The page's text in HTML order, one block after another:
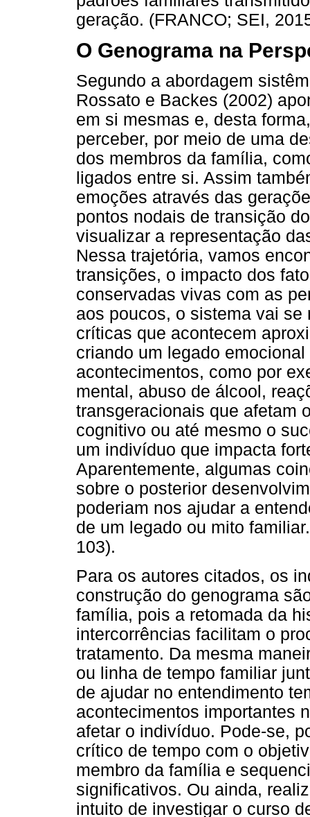
geração. (FRANCO; SEI,
O Genograma na
Segundo a abordagem
Rossato e Backes (2002)
em si mesmas e, desta
perceber, por meio de uma
dos membros da família,
ligados entre si. Assim
emoções através das
pontos nodais de transição
visualizar a representação
Nessa trajetória, vamos
transições, o impacto dos
conservadas vivas com as
aos poucos, o sistema vai
críticas que acontecem
criando um legado
acontecimentos, como por
mental, abuso de álcool,
transgeracionais que afetam
cognitivo ou até mesmo o
um indivíduo que impacta
Aparentemente, algumas
sobre o posterior
poderiam nos ajudar a
de um legado ou mito
103).
Para os autores citados, os
construção do genograma
família, pois a retomada da
intercorrências facilitam o
tratamento. Da mesma
ou linha de tempo familiar
de ajudar no entendimento
acontecimentos importantes
afetar o indivíduo. Pode-se,
crítico de tempo com o
membro da família e
significativos. Ou ainda,
intuito de investigar o curso